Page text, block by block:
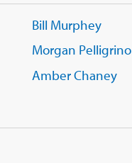
Bill Murphey
Morgan Pelligrino
Amber Chaney